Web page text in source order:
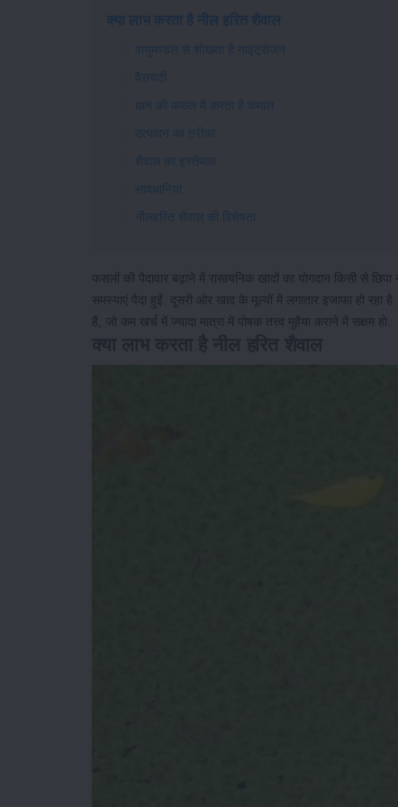
क्या लाभ करता है नील हरित शैवाल
वायुमण्डल से शोखता है नाइट्रोजन
वैरायटी
धान की फसल में करता है कमाल
उत्पादन का तरीका
शैवाल का इस्तेमाल
सावधानियां
नीलहरित शैवाल की विशेषता
फसलों की पैदावार बढ़ाने में रासायनिक खादों का योगदान किसी से
समस्याएं पैदा हुईं. दूसरी ओर खाद के मूल्यों में लगातार इजाफा हो रहा
हैं, जो कम खर्च में ज्यादा मात्रा में पोषक तत्त्व मुहैया कराने में सक्षम हो.